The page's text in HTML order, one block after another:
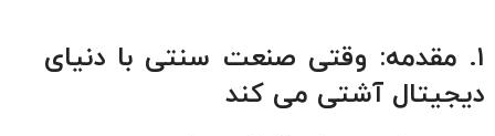
۱. مقدمه: وقتی صنعت سنتی با دنیای
دیجیتال آشتی می کند